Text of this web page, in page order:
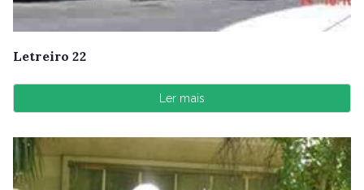
Letreiro 22
Ler mais